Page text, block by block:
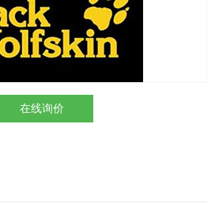
在线询价